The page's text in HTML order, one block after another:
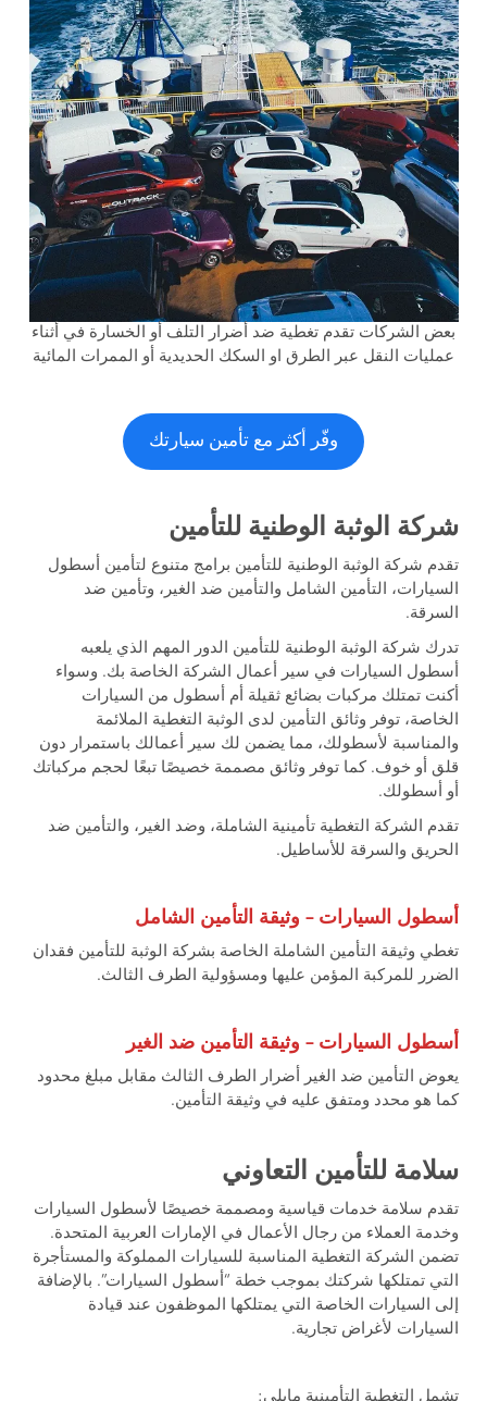
بعض الشركات تقدم تغطية ضد أضرار التلف أو الخسارة في أثناء
عمليات النقل عبر الطرق او السكك الحديدية أو الممرات المائية
وفّر أكثر مع تأمين سيارتك
شركة الوثبة الوطنية للتأمين
تقدم شركة الوثبة الوطنية للتأمين برامج متنوع لتأمين أسطول
السيارات، التأمين الشامل والتأمين ضد الغير، وتأمين ضد
السرقة.
تدرك شركة الوثبة الوطنية للتأمين الدور المهم الذي يلعبه
أسطول السيارات في سير أعمال الشركة الخاصة بك. وسواء
أكنت تمتلك مركبات بضائع ثقيلة أم أسطول من السيارات
الخاصة، توفر وثائق التأمين لدى الوثبة التغطية الملائمة
والمناسبة لأسطولك، مما يضمن لك سير أعمالك باستمرار دون
قلق أو خوف. كما توفر وثائق مصممة خصيصًا تبعًا لحجم مركباتك
أو أسطولك.
تقدم الشركة التغطية تأمينية الشاملة، وضد الغير، والتأمين ضد
الحريق والسرقة للأساطيل.
أسطول السيارات – وثيقة التأمين الشامل
تغطي وثيقة التأمين الشاملة الخاصة بشركة الوثبة للتأمين فقدان
الضرر للمركبة المؤمن عليها ومسؤولية الطرف الثالث.
أسطول السيارات – وثيقة التأمين ضد الغير
يعوض التأمين ضد الغير أضرار الطرف الثالث مقابل مبلغ محدود
كما هو محدد ومتفق عليه في وثيقة التأمين.
سلامة للتأمين التعاوني
تقدم سلامة خدمات قياسية ومصممة خصيصًا لأسطول السيارات
وخدمة العملاء من رجال الأعمال في الإمارات العربية المتحدة.
تضمن الشركة التغطية المناسبة للسيارات المملوكة والمستأجرة
التي تمتلكها شركتك بموجب خطة “أسطول السيارات”. بالإضافة
إلى السيارات الخاصة التي يمتلكها الموظفون عند قيادة
السيارات لأغراض تجارية.
تشمل التغطية التأمينية مايلي: